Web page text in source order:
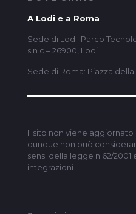
A Lodi e a Roma
Sede di Lodi: Parco
s.n.c – 26900, Lodi
Sede di Roma: Piazza
Il sito non viene
dunque non può
sensi della legge n.62/
integrazioni.